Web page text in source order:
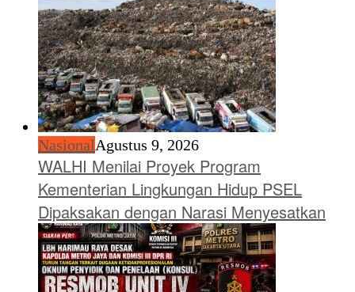
NasionalAgustus 9, 2026
WALHI Menilai Proyek Program
Kementerian Lingkungan Hidup PSEL
Dipaksakan dengan Narasi Menyesatkan